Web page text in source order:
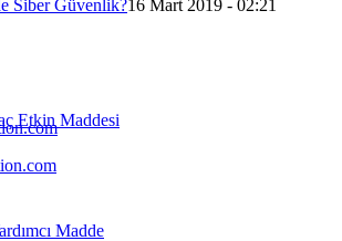
Etkin Maddesi
Madde
Siber Güvenlik?16 Mart 2019 - 02:21